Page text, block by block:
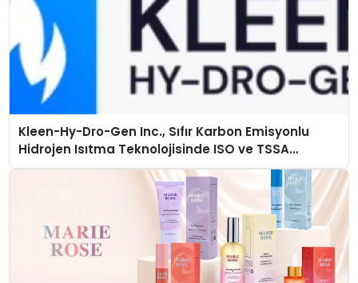
Kleen-Hy-Dro-Gen Inc., Sıfır Karbon Emisyonlu
Hidrojen Isıtma Teknolojisinde ISO ve TSSA
Düzenleyici Onaylarını Aldı